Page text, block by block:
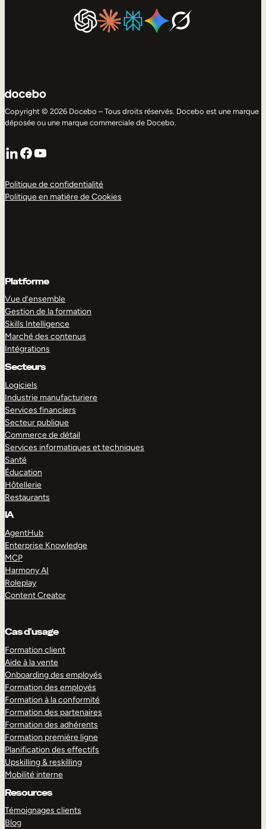
Copyright © 2026 Docebo – Tous droits réservés. Docebo est une marque
déposée ou une marque commerciale de Docebo.
LinkedIn
Facebook
YouTube
Politique de confidentialité
Politique en matière de Cookies
Platforme
Vue d’ensemble
Gestion de la formation
Skills Intelligence
Marché des contenus
Intégrations
Secteurs
Logiciels
Industrie manufacturiere
Services financiers
Secteur publique
Commerce de détail
Services informatiques et techniques
Santé
Éducation
Hôtellerie
Restaurants
IA
AgentHub
Enterprise Knowledge
MCP
Harmony AI
Roleplay
Content Creator
Cas d’usage
Formation client
Aide à la vente
Onboarding des employés
Formation des employés
Formation à la conformité
Formation des partenaires
Formation des adhérents
Formation première ligne
Planification des effectifs
Upskilling & reskilling
Mobilité interne
Resources
Témoignages clients
Blog